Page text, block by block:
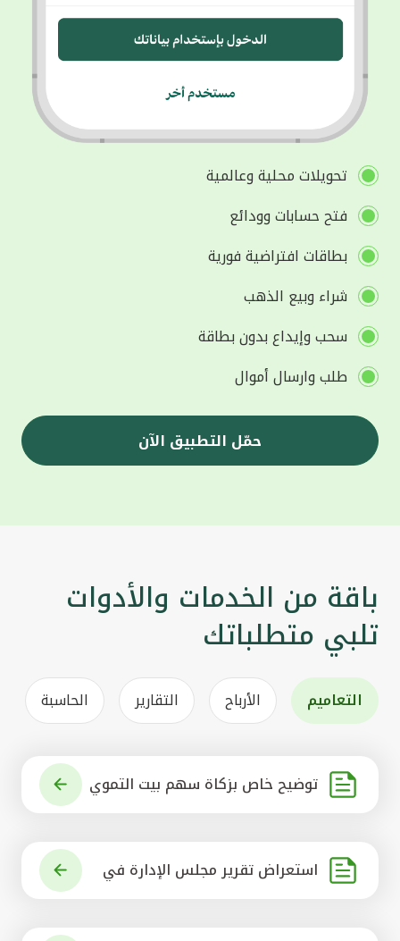
تحويلات محلية وعالمية
فتح حسابات وودائع
بطاقات افتراضية فورية
شراء وبيع الذهب
سحب وإيداع بدون بطاقة
طلب وارسال أموال
حمّل التطبيق الآن
باقة من الخدمات والأدوات
تلبي متطلباتك
التعاميم الأرباح التقارير الحاسبة
توضيح خاص بزكاة سهم بيت التموي
استعراض تقرير مجلس الإدارة في